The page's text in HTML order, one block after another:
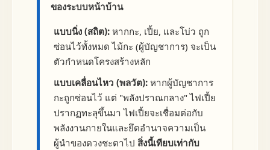
ของระบบหน้าบ้าน
แบบนิ่ง (สถิต): หากกะ, เปี้ย, และโบ่ว ถูก
ซ่อนไว้ทั้งหมด ไม้กะ (ผู้บัญชาการ) จะเป็น
ตัวกำหนดโครงสร้างหลัก
แบบเคลื่อนไหว (พลวัต): หากผู้บัญชาการ
กะถูกซ่อนไว้ แต่ "พลังปราณกลาง" ไฟเปี้ย
ปรากฏทะลุขึ้นมา ไฟเปี้ยจะเชื่อมต่อกับ
พลังงานภายในและยึดอำนาจความเป็น
ผู้นำของดวงชะตาไป สิ่งนี้เทียบเท่ากับ